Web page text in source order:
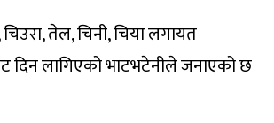
तेल, चिनी, चिया लगायत
छुट दिन लागिएको भाटभटेनीले जनाएको छ